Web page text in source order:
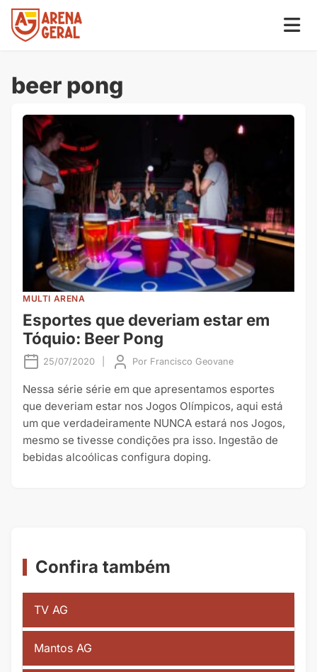
beer pong
MULTI ARENA
Esportes que deveriam estar em
Tóquio: Beer Pong
25/07/2020 Por Francisco Geovane
Nessa série série em que apresentamos esportes
que deveriam estar nos Jogos Olímpicos, aqui está
um que verdadeiramente NUNCA estará nos Jogos,
mesmo se tivesse condições pra isso. Ingestão de
bebidas alcoólicas configura doping.
Confira também
TV AG
Mantos AG